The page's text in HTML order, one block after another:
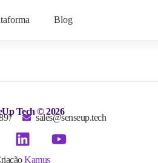
Blog
Tech © 2026
sales@senseup.tech
Kamus